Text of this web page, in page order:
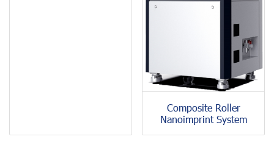
Composite Roller
Nanoimprint System